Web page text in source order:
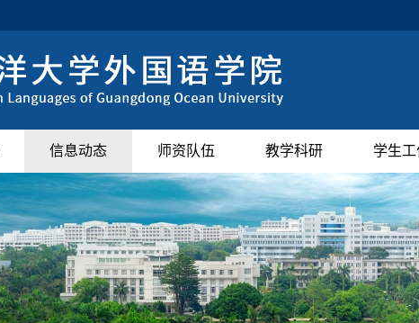
信息动态 师资队伍 教学科研 学生